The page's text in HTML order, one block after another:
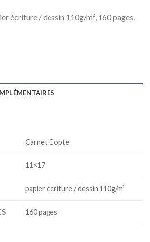
écriture / dessin 110g/m², 160 pages.
Carnet Copte
11×17
papier écriture / dessin 110g/m²
160 pages